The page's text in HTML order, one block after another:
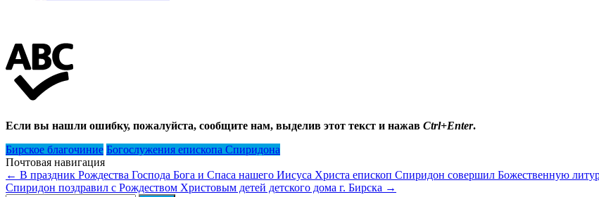
Если вы нашли ошибку, пожалуйста, сообщите нам, выделив этот текст и нажав Ctrl+Enter.
Бирское благочиние Богослужения епископа Спиридона
Почтовая навигация
← В праздник Рождества Господа Бога и Спаса нашего Иисуса Христа епископ Спиридон совершил Божественную
Спиридон поздравил с Рождеством Христовым детей детского дома г. Бирска →